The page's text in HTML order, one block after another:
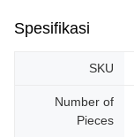
Spesifikasi
SKU
Number of
Pieces